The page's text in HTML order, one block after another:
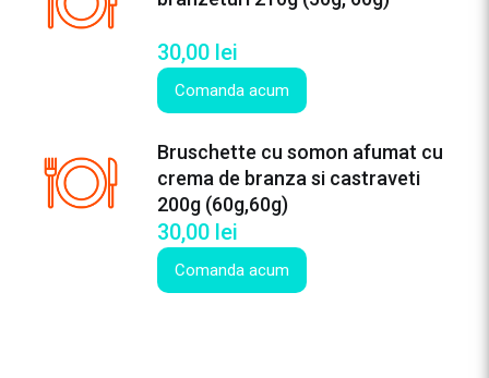
30,00 lei
Comanda acum
Bruschette cu somon afumat cu
crema de branza si castraveti
200g (60g,60g)
30,00 lei
Comanda acum